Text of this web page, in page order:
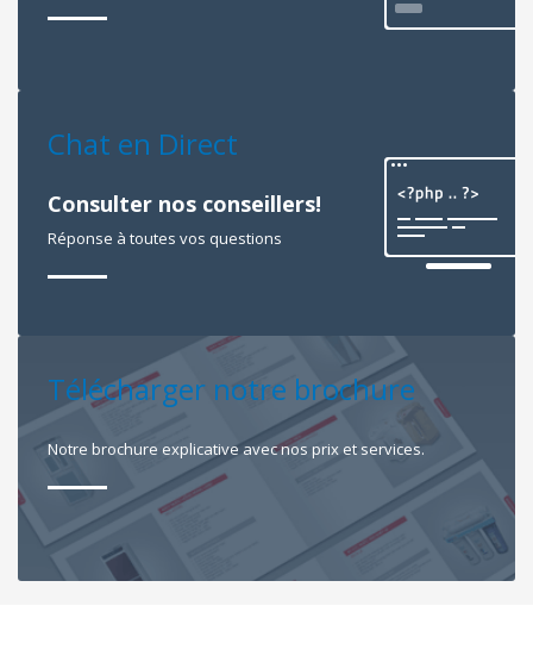
Chat en Direct
Consulter nos conseillers!
Réponse à toutes vos questions
Télécharger notre brochure
Notre brochure explicative avec nos prix et services.